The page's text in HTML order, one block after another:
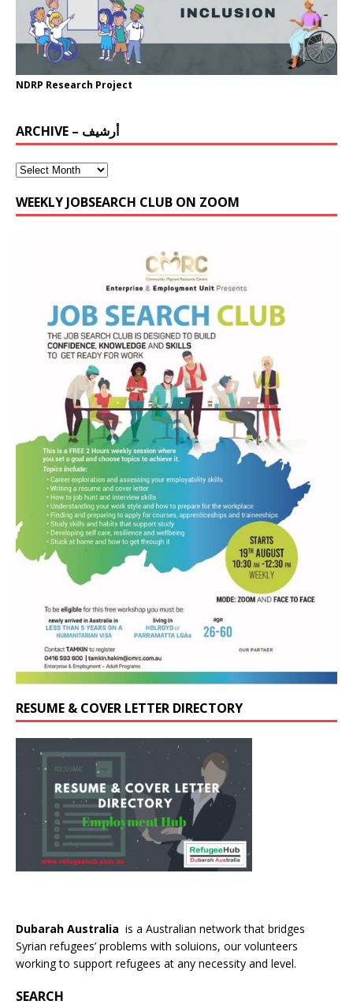
NDRP Research Project
ARCHIVE – أرشيف
WEEKLY JOBSEARCH CLUB ON ZOOM
RESUME & COVER LETTER DIRECTORY
Dubarah Australia is a Australian network that bridges
Syrian refugees’ problems with soluions, our volunteers
working to support refugees at any necessity and level.
SEARCH